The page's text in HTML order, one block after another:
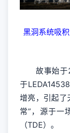
黑洞系统吸
故事始于
于
增亮，引起了
常”，源于
（TDE）。